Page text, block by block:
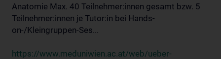
Anatomie Max. 40 Teilnehmer:innen gesamt bzw. 5
Teilnehmer:innen je Tutor:in bei Hands-
on-/Kleingruppen-Ses...
https://www.meduniwien.ac.at/web/ueber-